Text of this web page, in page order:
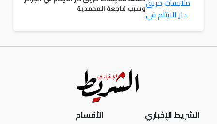
وسبب فاجعة المحمدية
الشريط الإخباري الأقسام